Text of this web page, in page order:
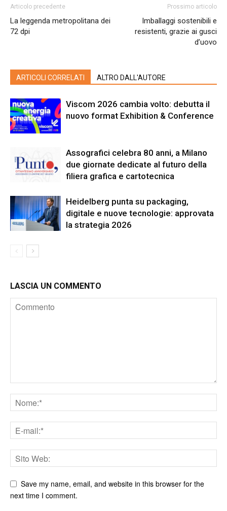
Articolo precedente
La leggenda metropolitana dei
72 dpi
Prossimo articolo
Imballaggi sostenibili e
resistenti, grazie ai gusci
d’uovo
ARTICOLI CORRELATI ALTRO DALL'AUTORE
Viscom 2026 cambia volto: debutta il
nuovo format Exhibition & Conference
Assografici celebra 80 anni, a Milano
due giornate dedicate al futuro della
filiera grafica e cartotecnica
Heidelberg punta su packaging,
digitale e nuove tecnologie: approvata
la strategia 2026
LASCIA UN COMMENTO
Save my name, email, and website in this browser for the
next time I comment.